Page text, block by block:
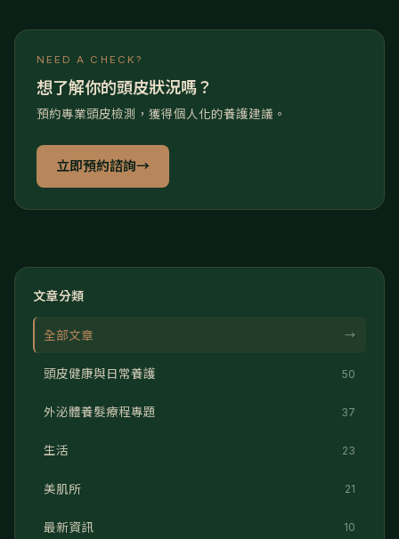
NEED A CHECK?
想了解你的頭皮狀況嗎？
預約專業頭皮檢測，獲得個人化的養護建議。
立即預約諮詢→
文章分類
全部文章 →
頭皮健康與日常養護 50
外泌體養髮療程專題 37
生活 23
美肌所 21
最新資訊 10